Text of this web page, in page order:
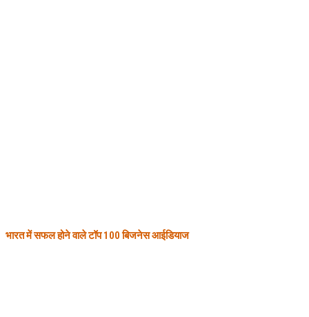
भारत में सफल होने वाले टॉप 100 बिजनेस आईडियाज